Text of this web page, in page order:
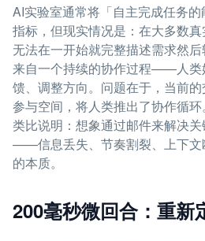
AI实验室通常将「自主完成任务
指标，但现实情况是：在大多数
无法在一开始就完整描述需求然
来自一个持续的协作过程——人类
馈、调整方向。问题在于，当前
参与空间，将人类推出了协作循
类比说明：想象通过邮件来解决
——信息丢失、节奏割裂、上下文
的本质。
200毫秒微回合：重新